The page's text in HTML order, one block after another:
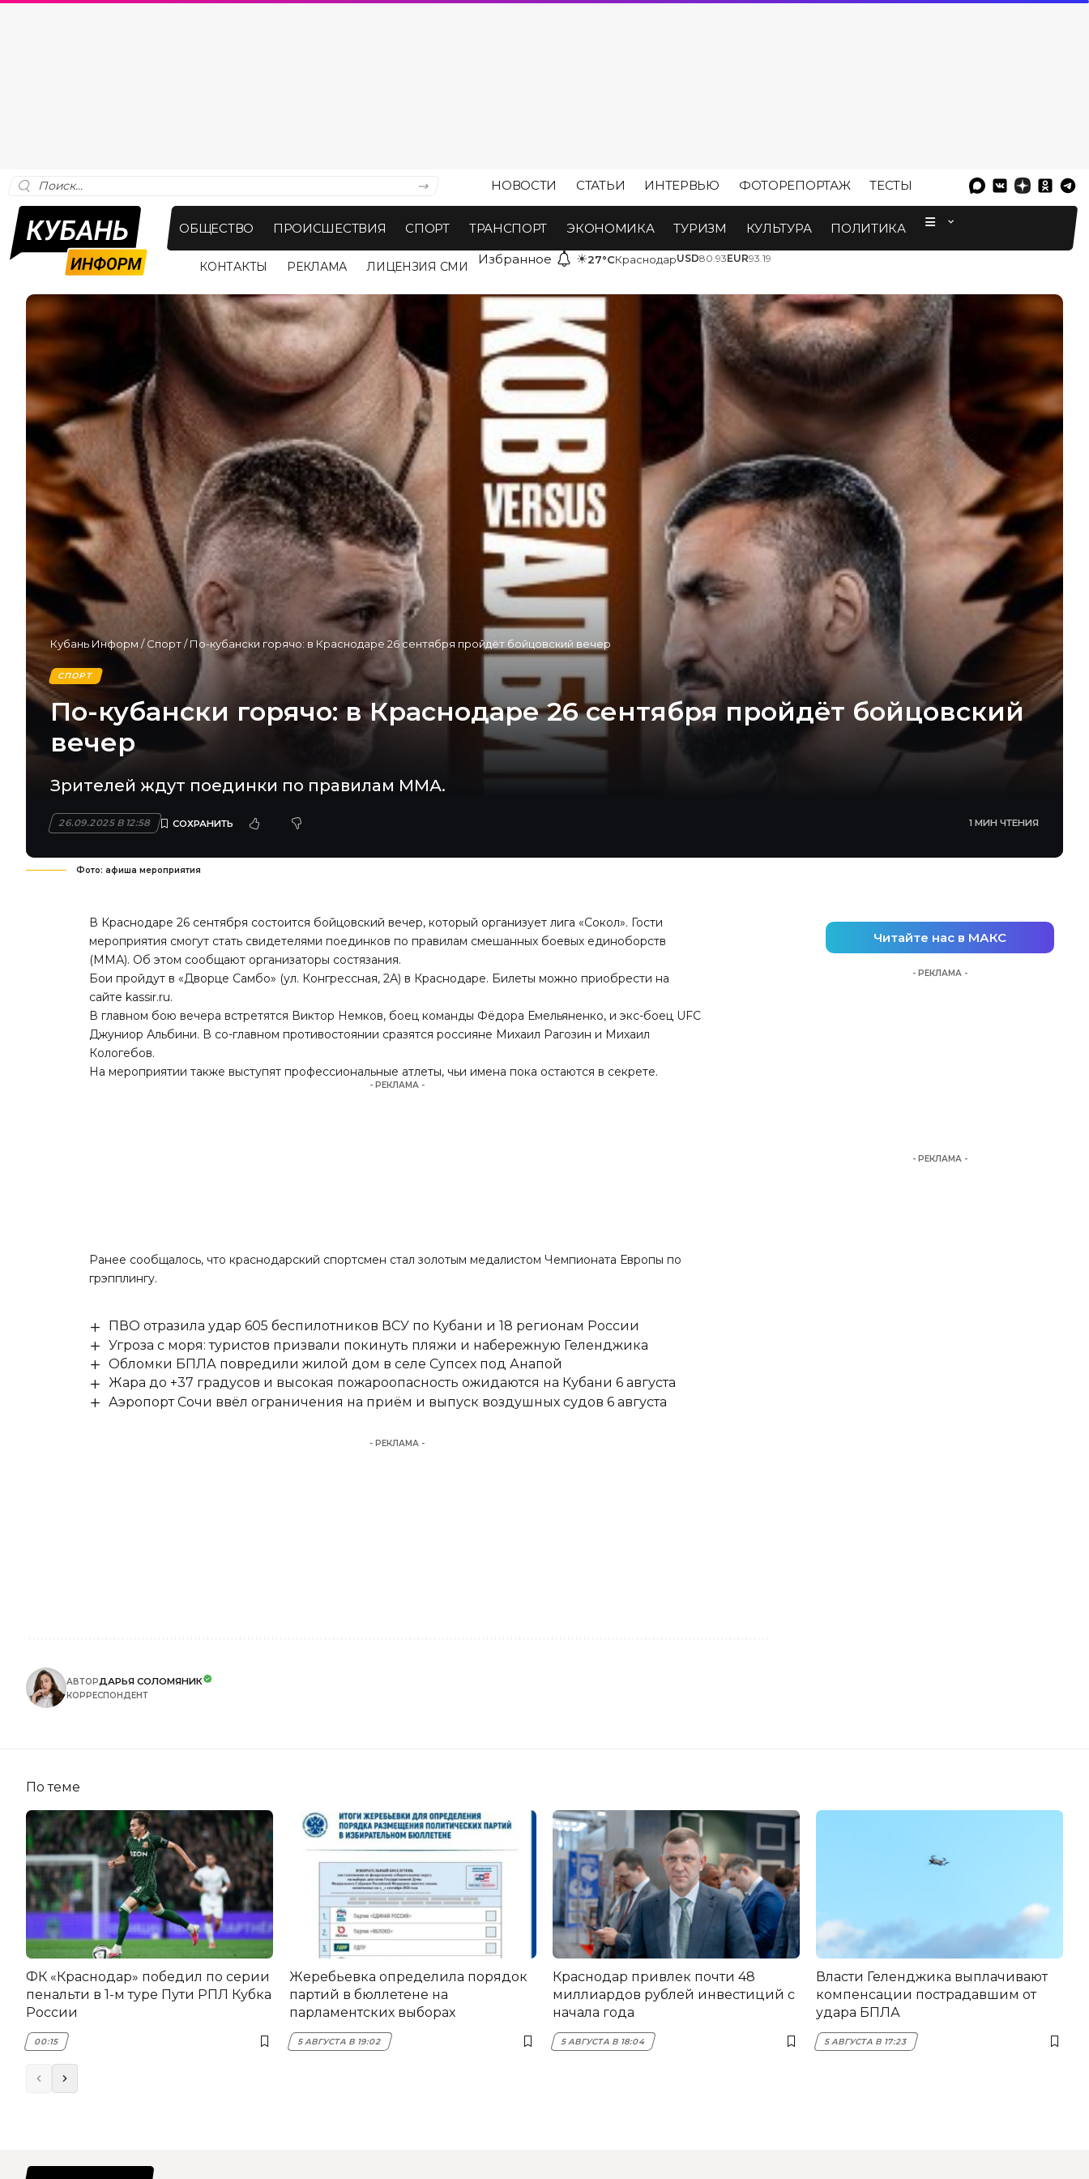
НОВОСТИ СТАТЬИ ИНТЕРВЬЮ ФОТОРЕПОРТАЖ ТЕСТЫ
ОБЩЕСТВО ПРОИСШЕСТВИЯ СПОРТ ТРАНСПОРТ ЭКОНОМИКА ТУРИЗМ КУЛЬТУРА ПОЛИТИКА
КОНТАКТЫ РЕКЛАМА ЛИЦЕНЗИЯ СМИ Избранное ☀27°CКраснодарUSD80.93EUR93.19
Кубань Информ /Спорт/По-кубански горячо: в Краснодаре 26 сентября пройдёт бойцовский вечер
СПОРТ
По-кубански горячо: в Краснодаре 26 сентября пройдёт бойцовский
вечер
Зрителей ждут поединки по правилам ММА.
26.09.2025 В 12:58 1 МИН ЧТЕНИЯ
Фото: афиша мероприятия
В Краснодаре 26 сентября состоится бойцовский вечер, который организует лига «Сокол». Гости
мероприятия смогут стать свидетелями поединков по правилам смешанных боевых единоборств
(ММА). Об этом сообщают организаторы состязания.
Бои пройдут в «Дворце Самбо» (ул. Конгрессная, 2А) в Краснодаре. Билеты можно приобрести на
сайте kassir.ru.
В главном бою вечера встретятся Виктор Немков, боец команды Фёдора Емельяненко, и экс-боец UFC
Джуниор Альбини. В со-главном противостоянии сразятся россияне Михаил Рагозин и Михаил
Кологебов.
На мероприятии также выступят профессиональные атлеты, чьи имена пока остаются в секрете.
- РЕКЛАМА -
Ранее сообщалось, что краснодарский спортсмен сталзолотым медалистом Чемпионата Европы по
грэпплингу.
ПВО отразила удар 605 беспилотников ВСУ по Кубани и 18 регионам России
Угроза с моря: туристов призвали покинуть пляжи и набережную Геленджика
Обломки БПЛА повредили жилой дом в селе Супсех под Анапой
Жара до +37 градусов и высокая пожароопасность ожидаются на Кубани 6 августа
Аэропорт Сочи ввёл ограничения на приём и выпуск воздушных судов 6 августа
- РЕКЛАМА -
АВТОРДАРЬЯ СОЛОМЯНИК
КОРРЕСПОНДЕНТ
Читайте нас в МАКС
- РЕКЛАМА -
- РЕКЛАМА -
По теме
ФК «Краснодар» победил по серии
пенальти в 1-м туре Пути РПЛ Кубка
России
00:15
Жеребьевка определила порядок
партий в бюллетене на
парламентских выборах
5 АВГУСТА В 19:02
Краснодар привлек почти 48
миллиардов рублей инвестиций с
начала года
5 АВГУСТА В 18:04
Власти Геленджика выплачивают
компенсации пострадавшим от
удара БПЛА
5 АВГУСТА В 17:23